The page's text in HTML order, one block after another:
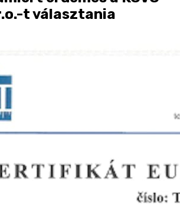
t választania